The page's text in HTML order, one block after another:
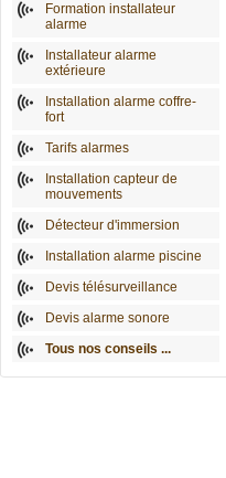
Formation installateur
alarme
Installateur alarme
extérieure
Installation alarme coffre-
fort
Tarifs alarmes
Installation capteur de
mouvements
Détecteur d'immersion
Installation alarme piscine
Devis télésurveillance
Devis alarme sonore
Tous nos conseils ...